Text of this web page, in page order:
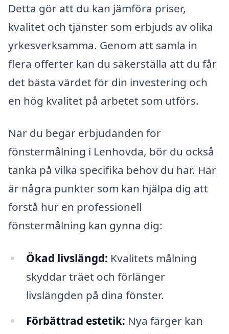
Detta gör att du kan jämföra priser,
kvalitet och tjänster som erbjuds av olika
yrkesverksamma. Genom att samla in
flera offerter kan du säkerställa att du får
det bästa värdet för din investering och
en hög kvalitet på arbetet som utförs.
När du begär erbjudanden för
fönstermålning i Lenhovda, bör du också
tänka på vilka specifika behov du har. Här
är några punkter som kan hjälpa dig att
förstå hur en professionell
fönstermålning kan gynna dig:
Ökad livslängd: Kvalitets målning
skyddar träet och förlänger
livslängden på dina fönster.
Förbättrad estetik: Nya färger kan